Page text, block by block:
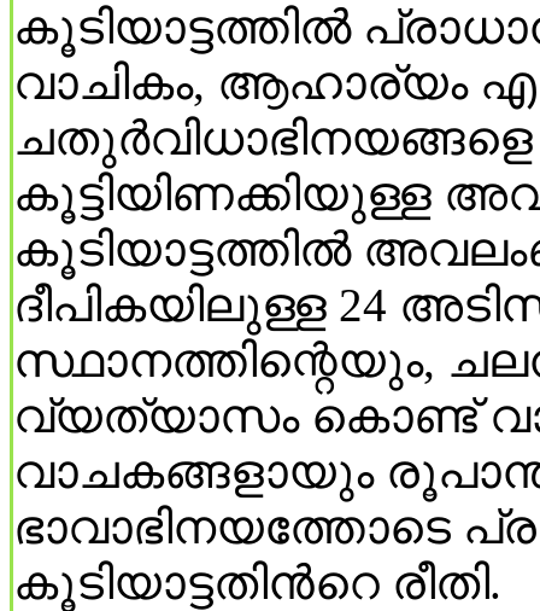
കൂടിയാട്ടത്തില്‍
വാചികം, ആഹാര്യം
ചതുര്‍വിധാഭിനയങ്ങളെ
കൂട്ടിയിണക്കിയുള്ള
കൂടിയാട്ടത്തില്‍
ദീപികയിലുള്ള 24
സ്ഥാനത്തിന്റെയും,
വ്യത്യാസം കൊണ്ട്
വാചകങ്ങളായും
ഭാവാഭിനയത്തോടെ
കൂടിയാട്ടതിന്‍റെ രീതി.